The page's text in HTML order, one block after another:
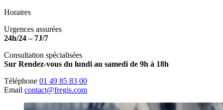
Horaires
Urgences assurées
24h/24 – 7J/7
Consultation spécialisées
Sur Rendez-vous du lundi au samedi de 9h à 18h
Téléphone 01 49 85 83 00
Email contact@fregis.com